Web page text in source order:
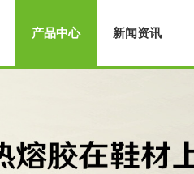
产品中心 新闻资讯